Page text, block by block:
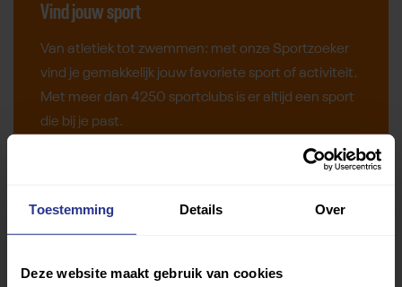
Toestemming Details Over
Deze website maakt gebruik van cookies
Vind jouw sport
Van atletiek tot zwemmen: met onze Sportzoeker
vind je gemakkelijk jouw favoriete sport of activiteit.
Met meer dan 4250 sportclubs is er altijd een sport
die bij je past.